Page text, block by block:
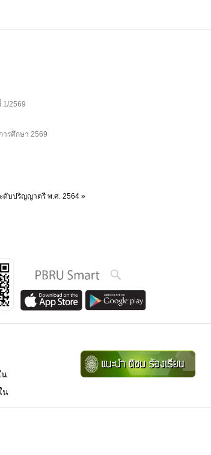
1/2569
ารศึกษา 2569
ดับปริญญาตรี พ.ศ. 2564 »
น
น